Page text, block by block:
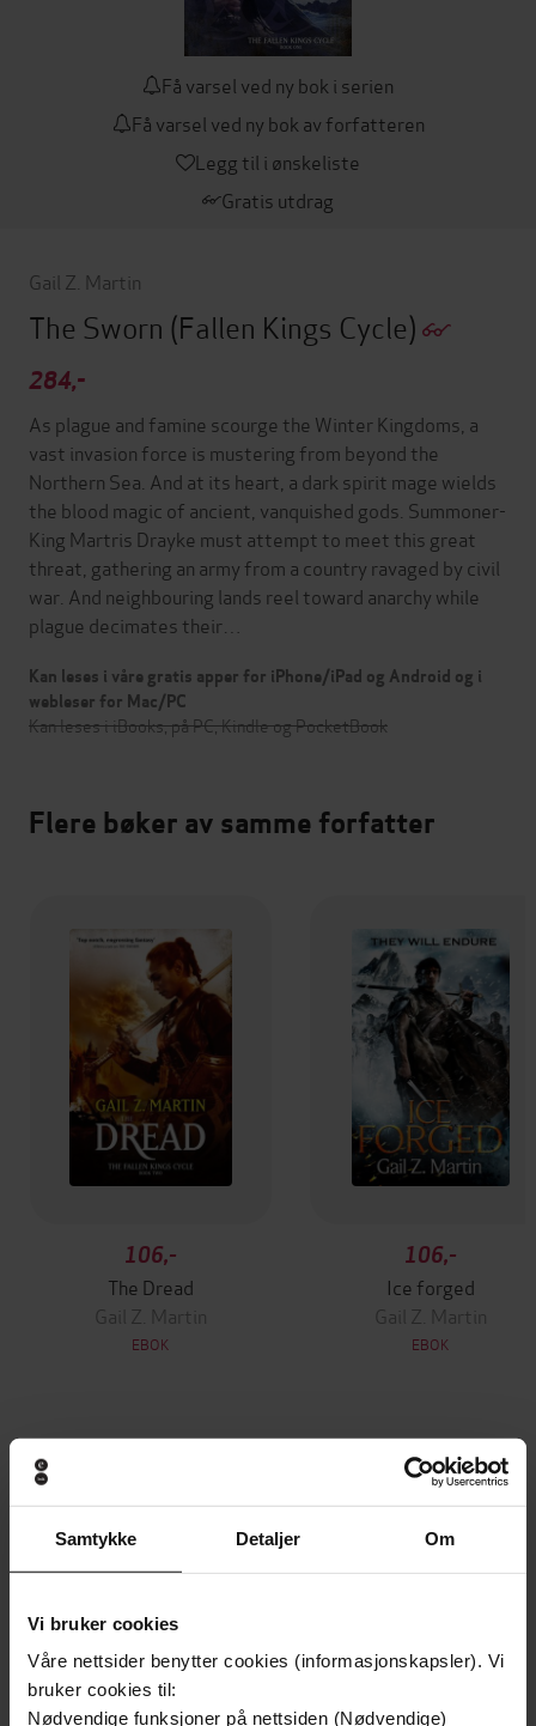
Samtykke Detaljer Om
Vi bruker cookies
Våre nettsider benytter cookies (informasjonskapsler). Vi
bruker cookies til:
Nødvendige funksjoner på nettsiden (Nødvendige)
Få varsel ved ny bok i serien
Få varsel ved ny bok av forfatteren
Legg til i ønskeliste
Gratis utdrag
Gail Z. Martin
The Sworn (Fallen Kings Cycle)
284,-
As plague and famine scourge the Winter Kingdoms, a
vast invasion force is mustering from beyond the
Northern Sea. And at its heart, a dark spirit mage wields
the blood magic of ancient, vanquished gods. Summoner-
King Martris Drayke must attempt to meet this great
threat, gathering an army from a country ravaged by civil
war. And neighbouring lands reel toward anarchy while
plague decimates their…
Kan leses i våre gratis apper for iPhone/iPad og Android og i
webleser for Mac/PC
Kan leses i iBooks, på PC, Kindle og PocketBook
Flere bøker av samme forfatter
106,-
The Dread
Gail Z. Martin
EBOK
106,-
Ice forged
Gail Z. Martin
EBOK
Andre har også kjøpt
Premium
Premium